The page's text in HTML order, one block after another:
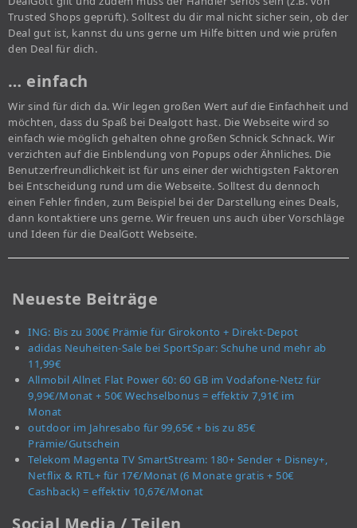
Trusted Shops geprüft). Solltest du dir mal nicht sicher sein, ob der
Deal gut ist, kannst du uns gerne um Hilfe bitten und wie prüfen
den Deal für dich.
… einfach
Wir sind für dich da. Wir legen großen Wert auf die Einfachheit und
möchten, dass du Spaß bei Dealgott hast. Die Webseite wird so
einfach wie möglich gehalten ohne großen Schnick Schnack. Wir
verzichten auf die Einblendung von Popups oder Ähnliches. Die
Benutzerfreundlichkeit ist für uns einer der wichtigsten Faktoren
bei Entscheidung rund um die Webseite. Solltest du dennoch
einen Fehler finden, zum Beispiel bei der Darstellung eines Deals,
dann kontaktiere uns gerne. Wir freuen uns auch über Vorschläge
und Ideen für die DealGott Webseite.
Neueste Beiträge
ING: Bis zu 300€ Prämie für Girokonto + Direkt-Depot
adidas Neuheiten-Sale bei SportSpar: Schuhe und mehr ab
11,99€
Allmobil Allnet Flat Power 60: 60 GB im Vodafone-Netz für
9,99€/Monat + 50€ Wechselbonus = effektiv 7,91€ im
Monat
outdoor im Jahresabo für 99,65€ + bis zu 85€
Prämie/Gutschein
Telekom Magenta TV SmartStream: 180+ Sender + Disney+,
Netflix & RTL+ für 17€/Monat (6 Monate gratis + 50€
Cashback) = effektiv 10,67€/Monat